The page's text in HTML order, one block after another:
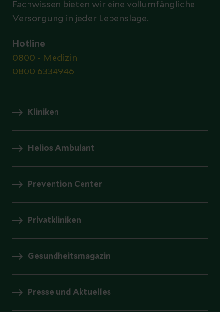
Fachwissen bieten wir eine vollumfängliche
Versorgung in jeder Lebenslage.
Hotline
0800 - Medizin
0800 6334946
Kliniken
Helios Ambulant
Prevention Center
Privatkliniken
Gesundheitsmagazin
Presse und Aktuelles